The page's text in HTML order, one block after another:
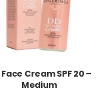
Face Cream SPF 20 –
Medium